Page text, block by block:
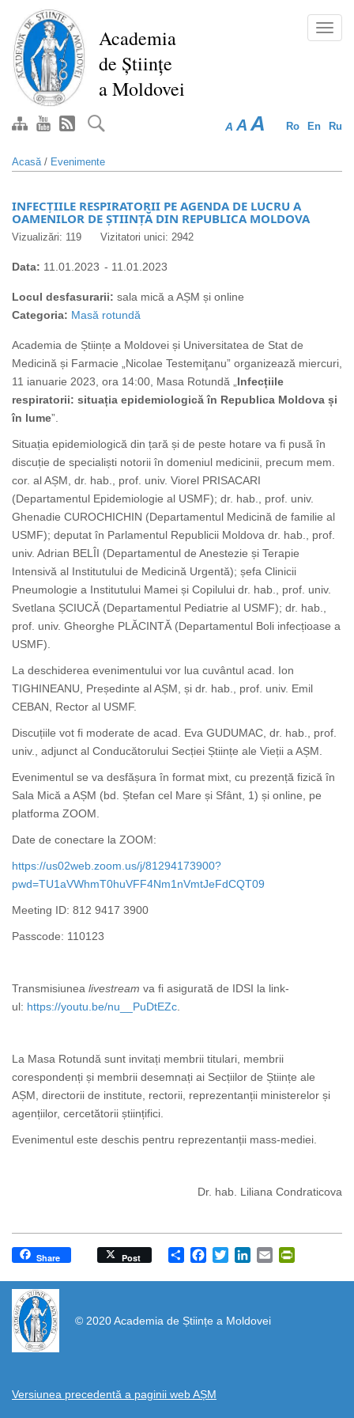
conţinutul
principal
Academia
de Științe
a Moldovei
Ro En Ru
A A A
Acasă/ Evenimente
INFECȚIILE RESPIRATORII PE AGENDA DE LUCRU A
OAMENILOR DE ȘTIINȚĂ DIN REPUBLICA MOLDOVA
Vizualizări: 119 Vizitatori unici: 2942
Data: 11.01.2023 - 11.01.2023
Locul desfasurarii: sala mică a AȘM și online
Categoria: Masă rotundă
Academia de Științe a Moldovei și Universitatea de Stat de
Medicină și Farmacie „Nicolae Testemiţanu” organizează miercuri,
11 ianuarie 2023, ora 14:00, Masa Rotundă „ Infecțiile
respiratorii: situația epidemiologică în Republica Moldova și
în lume”.
Situația epidemiologică din țară și de peste hotare va fi pusă în
discuție de specialiști notorii în domeniul medicinii, precum mem.
cor. al AȘM, dr. hab., prof. univ. Viorel PRISACARI
(Departamentul Epidemiologie al USMF); dr. hab., prof. univ.
Ghenadie CUROCHICHIN (Departamentul Medicină de familie al
USMF); deputat în Parlamentul Republicii Moldova dr. hab., prof.
univ. Adrian BELÎI (Departamentul de Anestezie și Terapie
Intensivă al Institutului de Medicină Urgentă); șefa Clinicii
Pneumologie a Institutului Mamei și Copilului dr. hab., prof. univ.
Svetlana ȘCIUCĂ (Departamentul Pediatrie al USMF); dr. hab.,
prof. univ. Gheorghe PLĂCINTĂ (Departamentul Boli infecțioase a
USMF).
La deschiderea evenimentului vor lua cuvântul acad. Ion
TIGHINEANU, Președinte al AȘM, și dr. hab., prof. univ. Emil
CEBAN, Rector al USMF.
Discuțiile vot fi moderate de acad. Eva GUDUMAC, dr. hab., prof.
univ., adjunct al Conducătorului Secției Științe ale Vieții a AȘM.
Evenimentul se va desfășura în format mixt, cu prezență fizică în
Sala Mică a AȘM (bd. Ștefan cel Mare și Sfânt, 1) și online, pe
platforma ZOOM.
Date de conectare la ZOOM:
https://us02web.zoom.us/j/81294173900?
pwd=TU1aVWhmT0huVFF4Nm1nVmtJeFdCQT09
Meeting ID: 812 9417 3900
Passcode: 110123
Transmisiunea livestream va fi asigurată de IDSI la link-
ul: https://youtu.be/nu__PuDtEZc
La Masa Rotundă sunt invitați membrii titulari, membrii
corespondenți și membrii desemnați ai Secțiilor de Științe ale
AȘM, directorii de institute, rectorii, reprezentanții ministerelor și
agențiilor, cercetătorii științifici.
Evenimentul este deschis pentru reprezentanții mass-mediei.
Dr. hab. Liliana Condraticova
Share
Share Post Facebook
TwitterLinkedIn
Email
© 2020 Academia de Științe a Moldovei
Versiunea precedentă a paginii web AȘM
https://propletenie.ru/